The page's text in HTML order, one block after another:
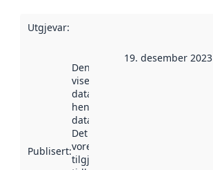
Utgjevar:
Publisert:
Denne datoen
viser når
datasettet vart
henta inn av
data.norge.no.
Det kan ha
vore
tilgjengeleg
19. desember 2023